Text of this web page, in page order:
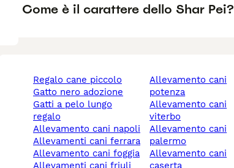
Come è il carattere dello Shar Pei?
regalo cane piccolo
gatto nero adozione
gatti a pelo lungo
regalo
allevamento cani napoli
allevamenti cani ferrara
allevamento cani foggia
allevamento cani
potenza
allevamento cani
viterbo
allevamento cani
palermo
allevamento cani